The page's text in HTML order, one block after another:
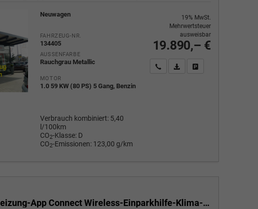
Neuwagen
FAHRZEUG-NR.
134405
AUSSENFARBE
Rauchgrau Metallic
MOTOR
1.0 59 KW (80 PS) 5 Gang, Benzin
Verbrauch kombiniert: 5,40
l/100km
CO2-Klasse: D
CO2-Emissionen: 123,00 g/km
19.890,– €
19% MwSt.
Mehrwertsteuer
ausweisbar
Wir rufen Sie anPDF-Fahrzeugexposé drucken
Yes 1.0 80 PS Sitzheizung-App Connect Wireless-Einparkhilfe-Klima-Sofort